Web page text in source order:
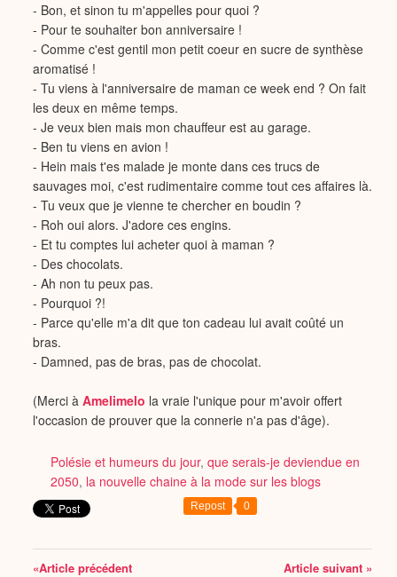
- Bon, et sinon tu m'appelles pour quoi ?
- Pour te souhaiter bon anniversaire !
- Comme c'est gentil mon petit coeur en sucre de synthèse
aromatisé !
- Tu viens à l'anniversaire de maman ce week end ? On fait
les deux en même temps.
- Je veux bien mais mon chauffeur est au garage.
- Ben tu viens en avion !
- Hein mais t'es malade je monte dans ces trucs de
sauvages moi, c'est rudimentaire comme tout ces affaires là.
- Tu veux que je vienne te chercher en boudin ?
- Roh oui alors. J'adore ces engins.
- Et tu comptes lui acheter quoi à maman ?
- Des chocolats.
- Ah non tu peux pas.
- Pourquoi ?!
- Parce qu'elle m'a dit que ton cadeau lui avait coûté un
bras.
- Damned, pas de bras, pas de chocolat.
(Merci àAmelimelo la vraie l'unique pour m'avoir offert
l'occasion de prouver que la connerie n'a pas d'âge).
Polésie et humeurs du jour,que serais-je deviendue en
2050, la nouvelle chaine à la mode sur les blogs
Repost 0
«Article précédent Article suivant »